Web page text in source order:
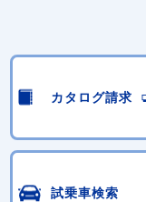
カタログ請求
試乗車検索